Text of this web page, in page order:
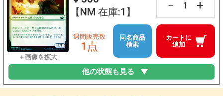
【NM 在庫:1】
－ +
カートに
追加
週間販売数
1点
同名商品
検索
他の状態も見る